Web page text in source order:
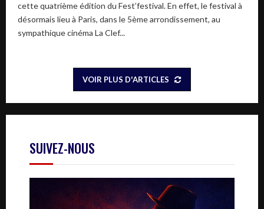
cette quatrième édition du Fest’festival. En effet, le festival à
désormais lieu à Paris, dans le 5ème arrondissement, au
sympathique cinéma La Clef...
VOIR PLUS D'ARTICLES
SUIVEZ-NOUS